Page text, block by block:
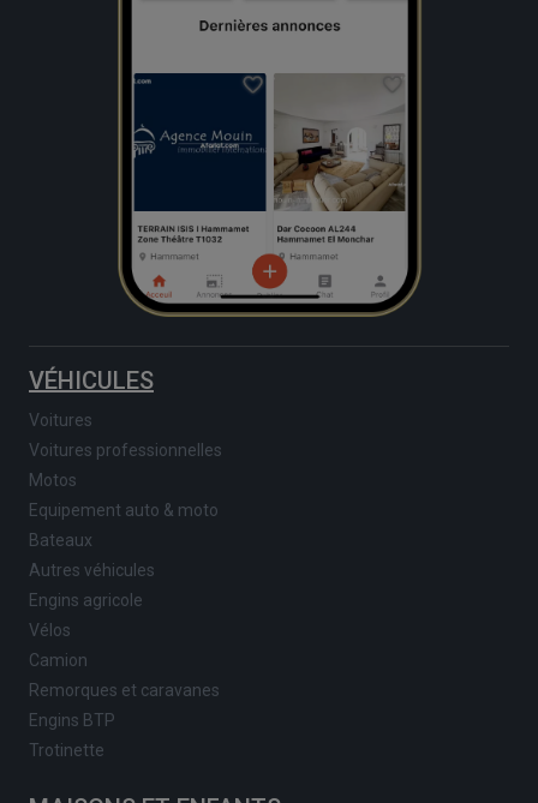
VÉHICULES
Voitures
Voitures professionnelles
Motos
Equipement auto & moto
Bateaux
Autres véhicules
Engins agricole
Vélos
Camion
Remorques et caravanes
Engins BTP
Trotinette